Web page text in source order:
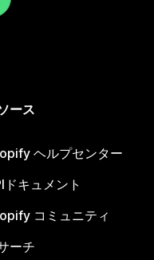
ース
ヘルプセンター
ドキュメント
コミュニティ
ーチ